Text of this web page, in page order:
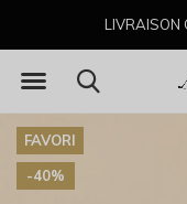
LIVRAISON
FAVORI
-40%